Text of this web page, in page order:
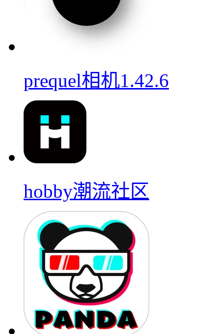
prequel相机1.42.6
hobby潮流社区